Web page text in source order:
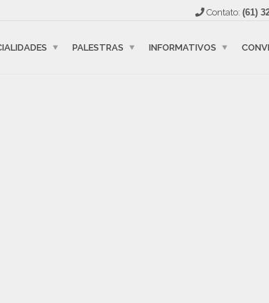
Contato: (61)
PALESTRAS INFORMATIVOS